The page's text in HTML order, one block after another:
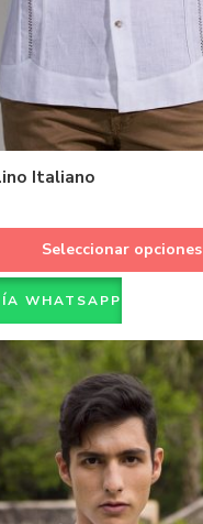
Italiano
Seleccionar opciones
WHATSAPP